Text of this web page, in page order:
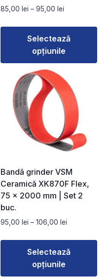
85,00 lei – 95,00 lei
prețuri:
85,00 lei
până
Selectează
opțiunile
produs
mai
multe
variații.
Opțiunile
fi
alese
în
pagina
Bandă grinder VSM
Ceramică XK870F Flex,
75 × 2000 mm | Set 2
buc.
95,00 lei – 106,00 lei
prețuri:
95,00 lei
Selectează
opțiunile